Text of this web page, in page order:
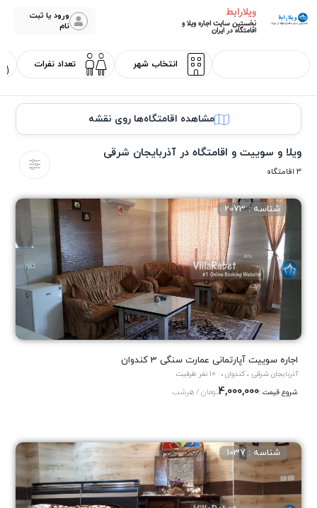
ویلارابط
نخستین سایت اجاره ویلا و
اقامتگاه در ایران
ورود یا ثبت
نام
مشاهده اقامتگاه‌ها روی نقشه
ویلا و سوییت و اقامتگاه در آذربایجان شرقی
3 اقامتگاه
اجاره سوییت آپارتمانی عمارت سنگی 3 کندوان
شناسه : 2073
آذربایجان شرقی ، کندوان
10 نفر ظرفیت
شروع قیمت :4,000,000تومان / هرشب
شناسه : 1037